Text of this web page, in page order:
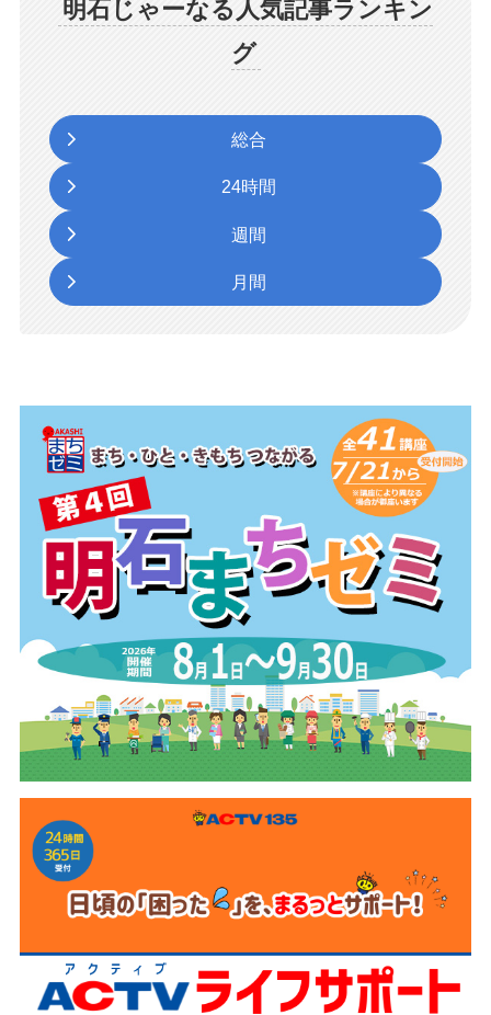
明石じゃーなる人気記事ランキン
グ
総合
24時間
週間
月間